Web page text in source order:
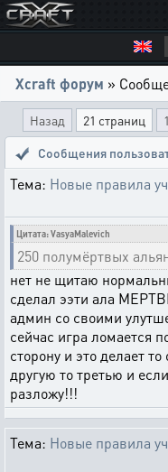
Xcraft форум »
Назад 21 страниц 1
Сообщения
Тема: Новые правила
Цитата: VasyaMalevich
250 полумёртвых
нет не щитаю
сделал ээти ала
админ со своими
сейчас игра ломается
сторону и это делает
другую то третью и
разложу!!!
Тема: Новые правила